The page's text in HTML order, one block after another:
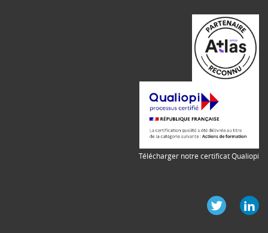
Télécharger notre certificat Qualiopi